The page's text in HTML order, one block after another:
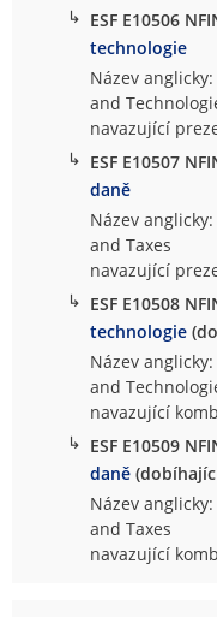
↳ ESF E10506
technologie
Název
and
navazující
↳ ESF E10507
daně
Název
and Taxes
navazující
↳ ESF E10508
technologie
Název
and
navazující
↳ ESF E10509
daně
Název
and Taxes
navazující